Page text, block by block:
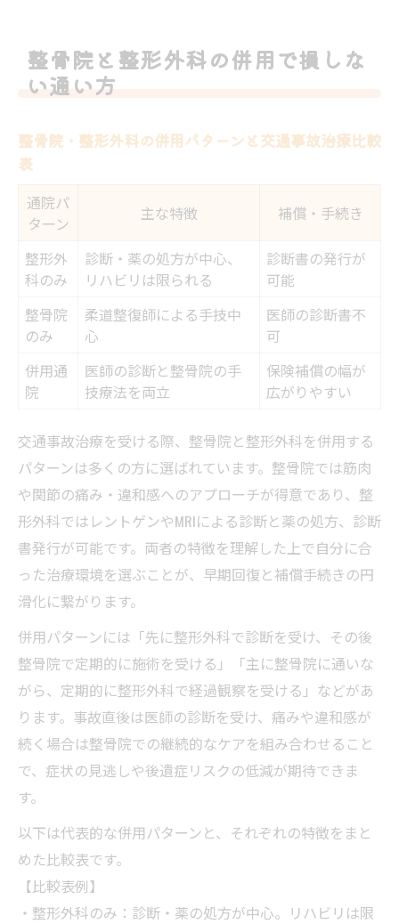
整骨院と整形外科の併用で損しな
い通い方
整骨院・整形外科の併用パターンと交通事故治療比較
表
通院パ
ターン
主な特徴 補償・手続き
整形外
科のみ
診断・薬の処方が中心、
リハビリは限られる
診断書の発行が
可能
整骨院
のみ
柔道整復師による手技中
心
医師の診断書不
可
併用通
院
医師の診断と整骨院の手
技療法を両立
保険補償の幅が
広がりやすい
交通事故治療を受ける際、整骨院と整形外科を併用する
パターンは多くの方に選ばれています。整骨院では筋肉
や関節の痛み・違和感へのアプローチが得意であり、整
形外科ではレントゲンやMRIによる診断と薬の処方、診断
書発行が可能です。両者の特徴を理解した上で自分に合
った治療環境を選ぶことが、早期回復と補償手続きの円
滑化に繋がります。
併用パターンには「先に整形外科で診断を受け、その後
整骨院で定期的に施術を受ける」「主に整骨院に通いな
がら、定期的に整形外科で経過観察を受ける」などがあ
ります。事故直後は医師の診断を受け、痛みや違和感が
続く場合は整骨院での継続的なケアを組み合わせること
で、症状の見逃しや後遺症リスクの低減が期待できま
す。
以下は代表的な併用パターンと、それぞれの特徴をまと
めた比較表です。
【比較表例】
・整形外科のみ：診断・薬の処方が中心。リハビリは限